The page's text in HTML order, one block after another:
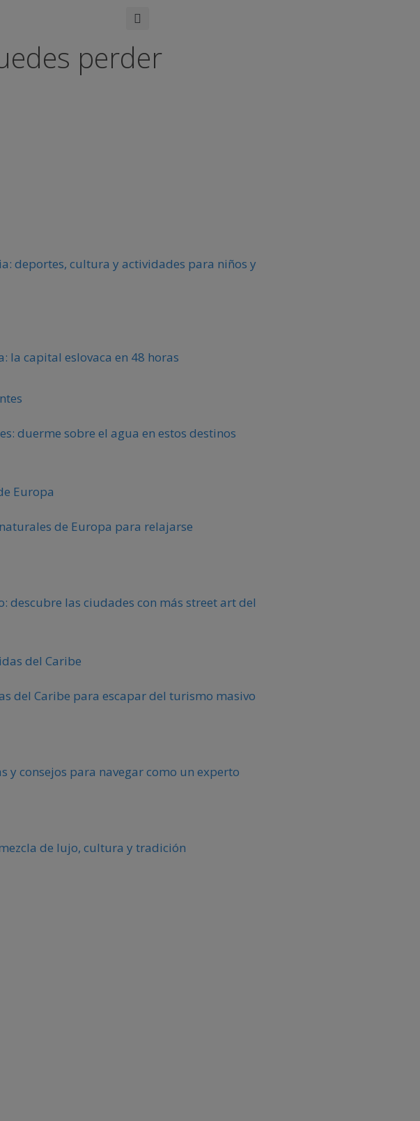
perder
deportes, cultura y actividades para niños y
la capital eslovaca en 48 horas
duerme sobre el agua en estos destinos
de Europa para relajarse
descubre las ciudades con más street art del
del Caribe para escapar del turismo masivo
y consejos para navegar como un experto
de lujo, cultura y tradición